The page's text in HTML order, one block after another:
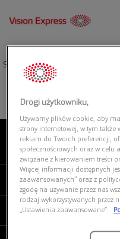
Strona główna|
O NAS
MOJE VISION EXPRESS
PRODUKTY I USŁUGI
Drogi użytkowniku,
Używamy plików cookie, aby
strony internetowej, w tym także
reklam do Twoich preferencji,
społecznościowych oraz w
związane z kierowaniem treści
Więcej informacji dostępnych
zaawansowanych” oraz z
zgodę na używanie przez nas
rodzaj wykorzystywanych przez
„Ustawienia zaawansowane”.